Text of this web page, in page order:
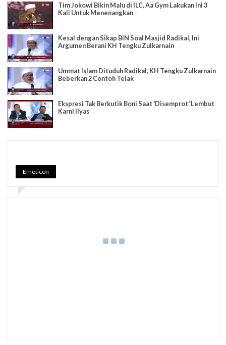
Tim Jokowi Bikin Malu di ILC, Aa Gym Lakukan Ini 3
Kali Untuk Menenangkan
Kesal dengan Sikap BIN Soal Masjid Radikal, Ini
Argumen Berani KH Tengku Zulkarnain
Ummat Islam Dituduh Radikal, KH Tengku Zulkarnain
Beberkan 2 Contoh Telak
Ekspresi Tak Berkutik Boni Saat 'Disemprot' Lembut
Karni Ilyas
Emoticon